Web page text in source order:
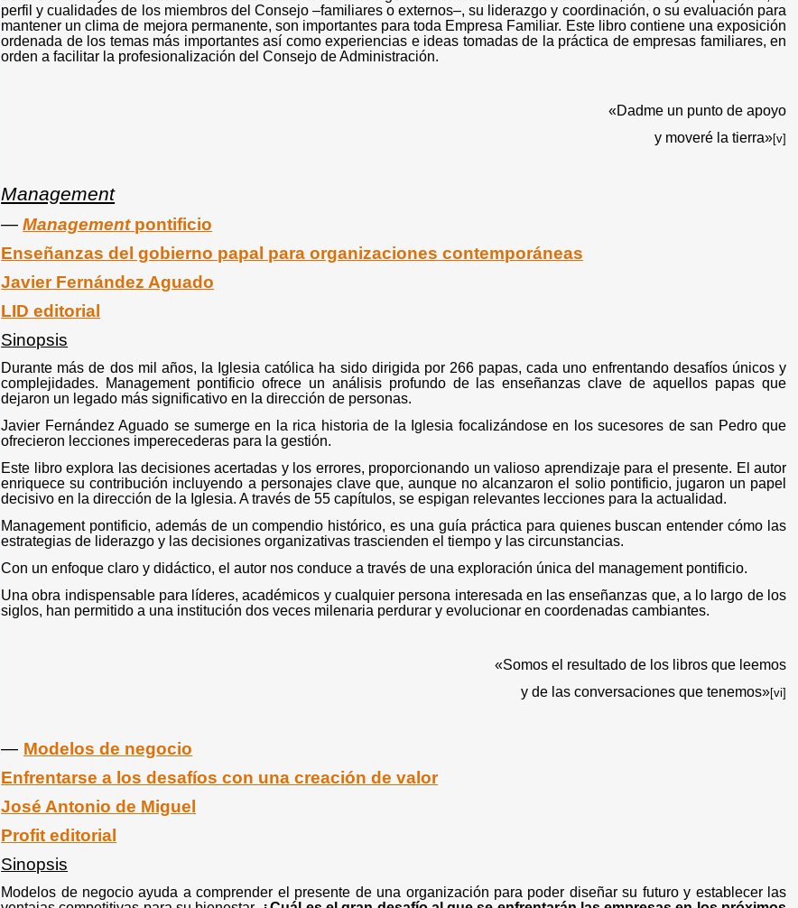
perfil y cualidades de los miembros del Consejo –familiares o externos–, su liderazgo y coordinación, o su evaluación para
mantener un clima de mejora permanente, son importantes para toda Empresa Familiar. Este libro contiene una exposición
ordenada de los temas más importantes así como experiencias e ideas tomadas de la práctica de empresas familiares, en
orden a facilitar la profesionalización del Consejo de Administración.
«Dadme un punto de apoyo
y moveré la tierra»[v]
Management
―Managementpontificio
Enseñanzas del gobierno papal para organizaciones contemporáneas
Javier Fernández Aguado
LID editorial
Sinopsis
Durante más de dos mil años, la Iglesia católica ha sido dirigida por 266 papas, cada uno enfrentando desafíos únicos y
complejidades. Management pontificio ofrece un análisis profundo de las enseñanzas clave de aquellos papas que
dejaron un legado más significativo en la dirección de personas.
Javier Fernández Aguado se sumerge en la rica historia de la Iglesia focalizándose en los sucesores de san Pedro que
ofrecieron lecciones imperecederas para la gestión.
Este libro explora las decisiones acertadas y los errores, proporcionando un valioso aprendizaje para el presente. El autor
enriquece su contribución incluyendo a personajes clave que, aunque no alcanzaron el solio pontificio, jugaron un papel
decisivo en la dirección de la Iglesia. A través de 55 capítulos, se espigan relevantes lecciones para la actualidad.
Management pontificio, además de un compendio histórico, es una guía práctica para quienes buscan entender cómo las
estrategias de liderazgo y las decisiones organizativas trascienden el tiempo y las circunstancias.
Con un enfoque claro y didáctico, el autor nos conduce a través de una exploración única del management pontificio.
Una obra indispensable para líderes, académicos y cualquier persona interesada en las enseñanzas que, a lo largo de los
siglos, han permitido a una institución dos veces milenaria perdurar y evolucionar en coordenadas cambiantes.
«Somos el resultado de los libros que leemos
y de las conversaciones que tenemos»[vi]
— Modelos de negocio
Enfrentarse a los desafíos con una creación de valor
José Antonio de Miguel
Profit editorial
Sinopsis
Modelos de negocio ayuda a comprender el presente de una organización para poder diseñar su futuro y establecer las